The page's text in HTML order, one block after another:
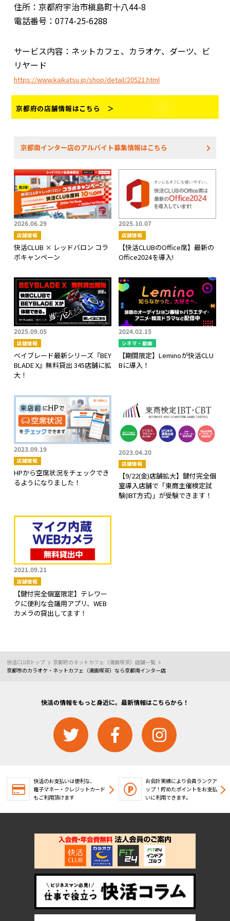
快活CLUBトップ
京都府のネットカフェ（漫画喫茶）店舗一覧
京都市のカラオケ・ネットカフェ（漫画喫茶）なら京都南インター店
住所：京都府宇治市槇島町十八44-8
電話番号：0774-25-6288
サービス内容：ネットカフェ、カラオケ、 ダーツ、ビ
リヤード
https://www.kaikatsu.jp/shop/detail/20521.html
京都府の店舗情報はこちら ＞
京都南インター店のアルバイト募集情報はこちら
2026.06.29
店舗情報
快活CLUB × レッドバロン コラ
ボキャンペーン
2025.10.07
店舗情報
【快活CLUBのOffice席】最新の
Office2024を導入!
2025.09.05
店舗情報
ベイブレード最新シリーズ『BEY
BLADE X』無料貸出 345店舗に拡
大！
2024.02.15
シネマ・動画
【期間限定】Leminoが快活CLU
Bに導入！
2023.09.19
店舗情報
HPから空席状況をチェックでき
るようになりました！
2023.04.20
店舗情報
【9/22(金)店舗拡大】鍵付完全個
室導入店舗で「東商主催検定試
験(IBT方式)」が受験できます！
2021.09.21
店舗情報
【鍵付完全個室限定】テレワー
クに便利な会議用アプリ、WEB
カメラの貸出してます！
快活の情報をもっと身近に。最新情報はこちらから！
快活のお支払いは便利な、
電子マネー・クレジットカード
もご利用頂けます
お会計実績により会員ランクア
ップ！ 貯めたポイントをお支払
いに利用できます。